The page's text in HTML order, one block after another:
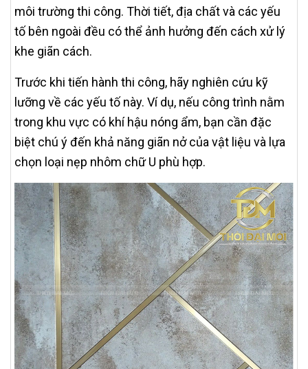
môi trường thi công. Thời tiết, địa chất và các yếu
tố bên ngoài đều có thể ảnh hưởng đến cách xử lý
khe giãn cách.
Trước khi tiến hành thi công, hãy nghiên cứu kỹ
lưỡng về các yếu tố này. Ví dụ, nếu công trình nằm
trong khu vực có khí hậu nóng ẩm, bạn cần đặc
biệt chú ý đến khả năng giãn nở của vật liệu và lựa
chọn loại nẹp nhôm chữ U phù hợp.